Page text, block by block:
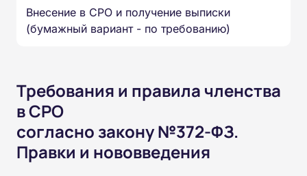
Внесение в СРО и получение выписки
(бумажный вариант - по требованию)
Требования и правила членства
в СРО
согласно закону №372-ФЗ.
Правки и нововведения